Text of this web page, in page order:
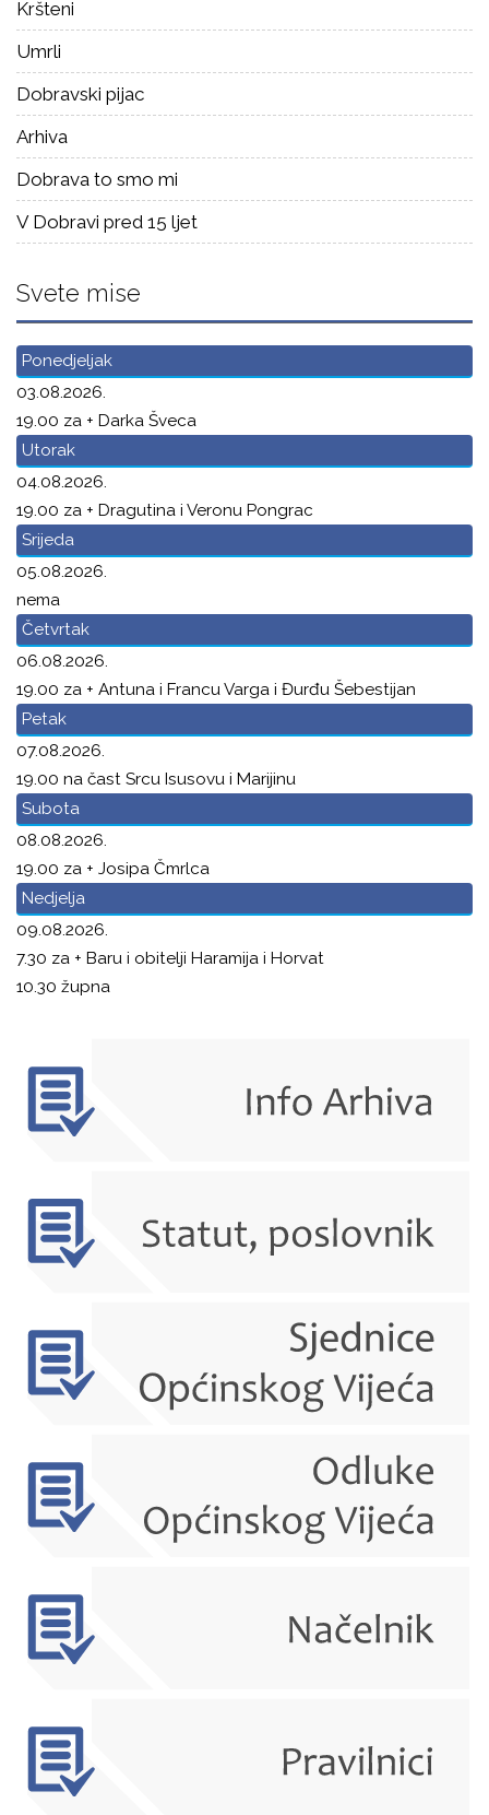
Kršteni
Umrli
Dobravski pijac
Arhiva
Dobrava to smo mi
V Dobravi pred 15 ljet
Svete mise
Ponedjeljak
03.08.2026.
19.00 za + Darka Šveca
Utorak
04.08.2026.
19.00 za + Dragutina i Veronu Pongrac
Srijeda
05.08.2026.
nema
Četvrtak
06.08.2026.
19.00 za + Antuna i Francu Varga i Đurđu Šebestijan
Petak
07.08.2026.
19.00 na čast Srcu Isusovu i Marijinu
Subota
08.08.2026.
19.00 za + Josipa Čmrlca
Nedjelja
09.08.2026.
7.30 za + Baru i obitelji Haramija i Horvat
10.30 župna